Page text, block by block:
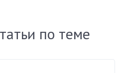
по теме